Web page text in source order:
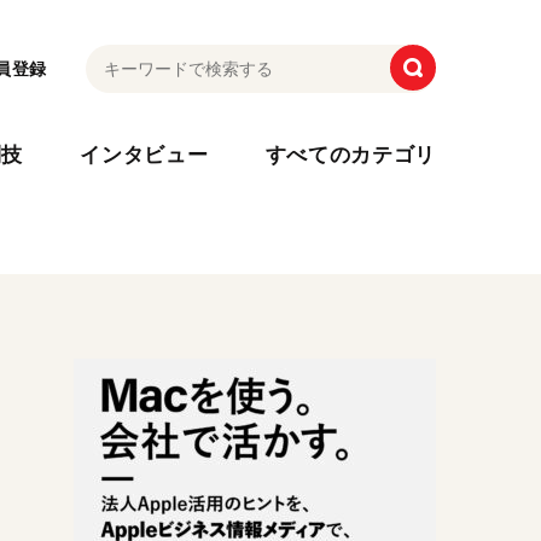
登録
インタビュー すべてのカテゴリ